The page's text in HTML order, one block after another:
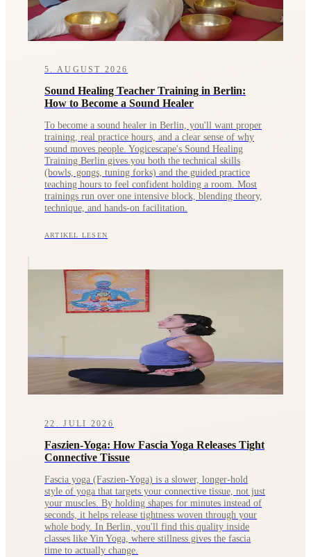
5. AUGUST 2026
Sound Healing Teacher Training in Berlin:
How to Become a Sound Healer
To become a sound healer in Berlin, you'll want proper
training, real practice hours, and a clear sense of why
sound moves people. Yogicescape's Sound Healing
Training Berlin gives you both the technical skills
(bowls, gongs, tuning forks) and the guided practice
teaching hours to feel confident holding a room. Most
trainings run over one intensive block, blending theory,
technique, and hands-on facilitation.
ARTIKEL LESEN
22. JULI 2026
Faszien-Yoga: How Fascia Yoga Releases Tight
Connective Tissue
Fascia yoga (Faszien-Yoga) is a slower, longer-hold
style of yoga that targets your connective tissue, not just
your muscles. By holding shapes for minutes instead of
seconds, it helps release tightness woven through your
whole body. In Berlin, you'll find this quality inside
classes like Yin Yoga, where stillness gives the fascia
time to actually change.